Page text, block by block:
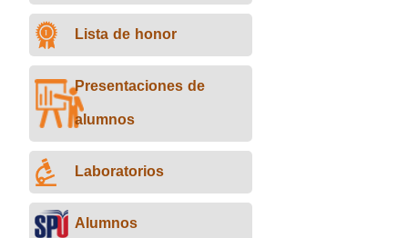
Lista de honor
Presentaciones de
alumnos
Laboratorios
Alumnos